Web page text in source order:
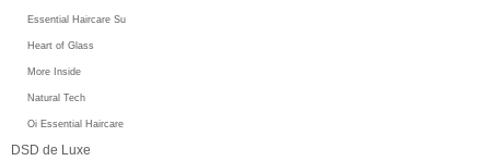
Essential Haircare Su
Heart of Glass
More Inside
Natural Tech
Oi Essential Haircare
DSD de Luxe